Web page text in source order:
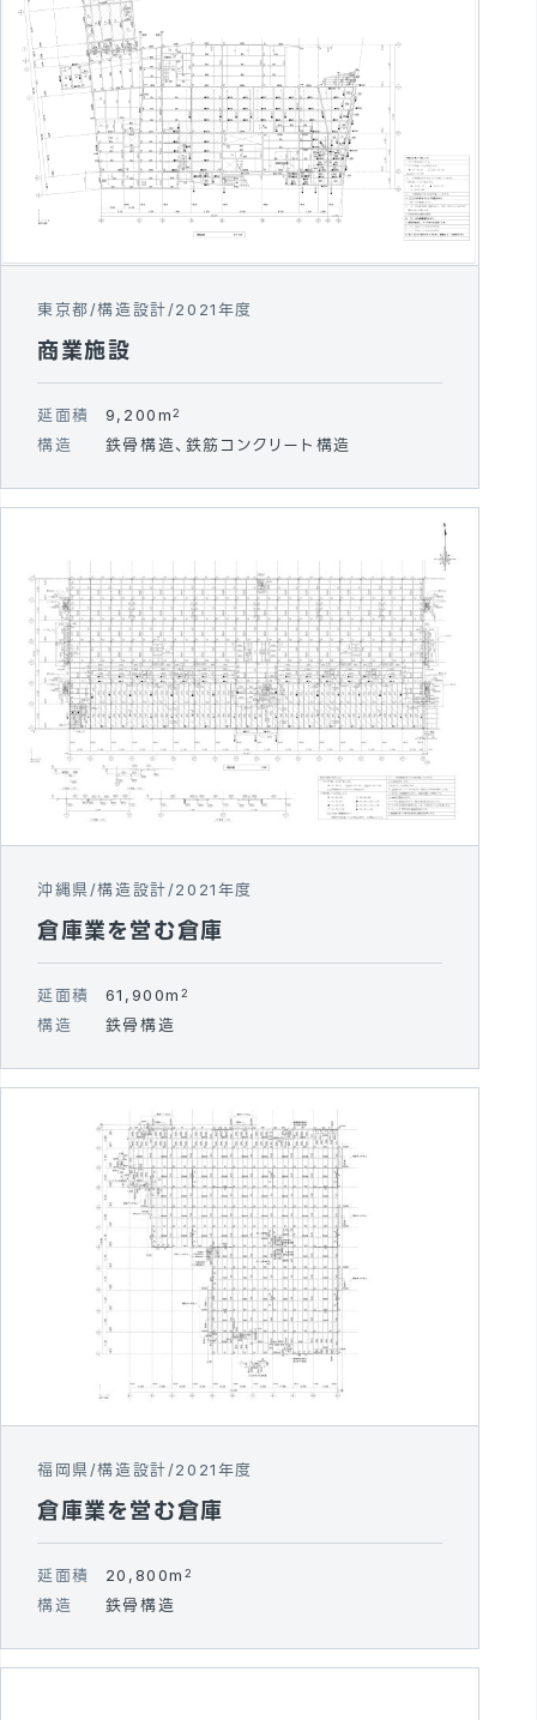
東京都 構造設計 2021年度
商業施設
延面積 9,200m2
構造 鉄骨構造、鉄筋コンクリート構造
沖縄県 構造設計 2021年度
倉庫業を営む倉庫
延面積 61,900m 2
構造 鉄骨構造
福岡県 構造設計 2021年度
倉庫業を営む倉庫
延面積 20,800m 2
構造 鉄骨構造